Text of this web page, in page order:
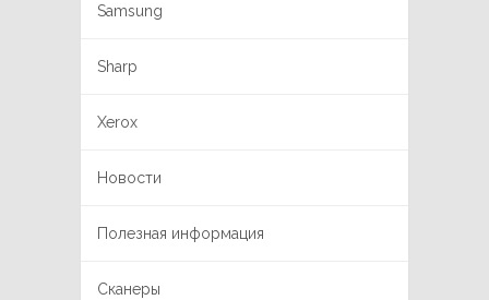
Samsung
Sharp
Xerox
Новости
Полезная информация
Сканеры